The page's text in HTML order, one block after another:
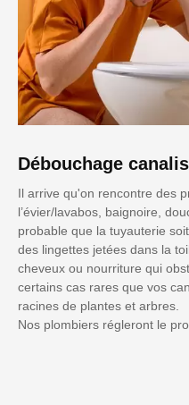
Débouchage
Il arrive qu'on rencontre des
l’évier/lavabos, baignoire,
probable que la tuyauterie
des lingettes jetées dans la
cheveux ou nourriture qui
certains cas rares que vos
racines de plantes et arbres.
Nos plombiers régleront le